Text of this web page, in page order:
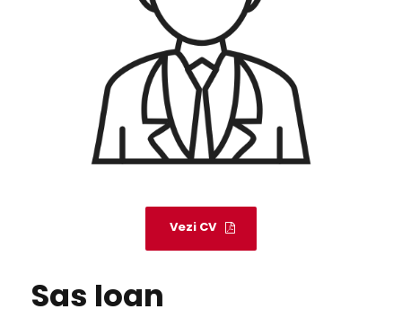
Vezi CV
Sas Ioan